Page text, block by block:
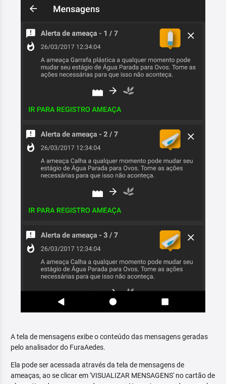
A tela de mensagens exibe o conteúdo das mensagens geradas
pelo analisador do FuraAedes.
Ela pode ser acessada através da tela de mensagens de
ameaças, ao se clicar em 'VISUALIZAR MENSAGENS' no cartão de